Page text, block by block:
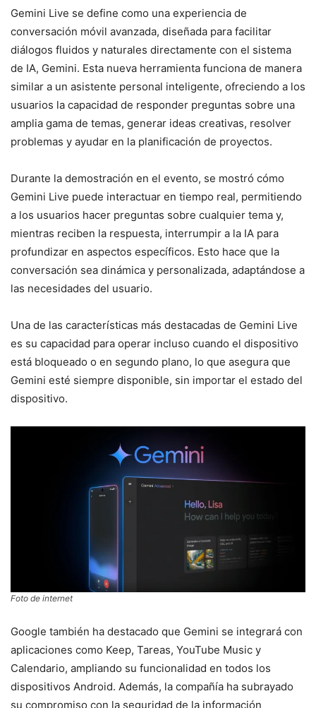
Gemini Live se define como una experiencia de
conversación móvil avanzada, diseñada para facilitar
diálogos fluidos y naturales directamente con el sistema
de IA, Gemini. Esta nueva herramienta funciona de manera
similar a un asistente personal inteligente, ofreciendo a los
usuarios la capacidad de responder preguntas sobre una
amplia gama de temas, generar ideas creativas, resolver
problemas y ayudar en la planificación de proyectos.
Durante la demostración en el evento, se mostró cómo
Gemini Live puede interactuar en tiempo real, permitiendo
a los usuarios hacer preguntas sobre cualquier tema y,
mientras reciben la respuesta, interrumpir a la IA para
profundizar en aspectos específicos. Esto hace que la
conversación sea dinámica y personalizada, adaptándose a
las necesidades del usuario.
Una de las características más destacadas de Gemini Live
es su capacidad para operar incluso cuando el dispositivo
está bloqueado o en segundo plano, lo que asegura que
Gemini esté siempre disponible, sin importar el estado del
dispositivo.
Foto de internet
Google también ha destacado que Gemini se integrará con
aplicaciones como Keep, Tareas, YouTube Music y
Calendario, ampliando su funcionalidad en todos los
dispositivos Android. Además, la compañía ha subrayado
su compromiso con la seguridad de la información